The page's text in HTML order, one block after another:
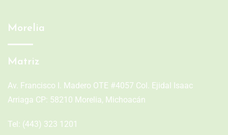
Morelia
Matriz
Av. Francisco I. Madero OTE #4057 Col. Ejidal Isaac
Arriaga CP: 58210 Morelia, Michoacán
Tel: (443) 323 1201